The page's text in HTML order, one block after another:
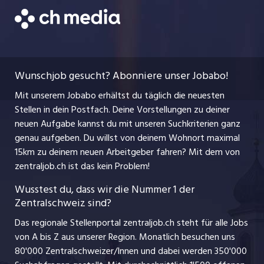
Festanstellungen
Freelance Jobs
Praktika
Lehrstellen
Ferienjobs
Führungspositionen
Jobline
Bewerbung
Jobs bei der CH Media
Nutzungsbedingungen
Impressum
CH Media
jobbasel.ch
jobbern.ch
jobmittelland.ch
schaffu.ch (VS)
ajourjob.ch
Wunschjob gesucht? Abonniere unser Jobabo!
Mit unserem Jobabo erhältst du täglich die neuesten
Stellen in dein Postfach. Deine Vorstellungen zu deiner
neuen Aufgabe kannst du mit unseren Suchkriterien ganz
genau aufgeben. Du willst von deinem Wohnort maximal
15km zu deinem neuen Arbeitgeber fahren? Mit demvon
zentraljob.ch ist das kein Problem!
Wusstest du, dass wir die Nummer 1 der
Zentralschweiz sind?
Das regionale Stellenportal zentraljob.ch steht für alle Jobs
von A bis Z aus unserer Region. Monatlich besuchen uns
80'000 Zentralschweizer/Innen und dabei werden 350'000